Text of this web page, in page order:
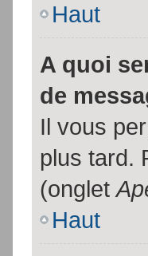
Haut
A quoi
de
Il vous
plus tard.
(onglet
Haut